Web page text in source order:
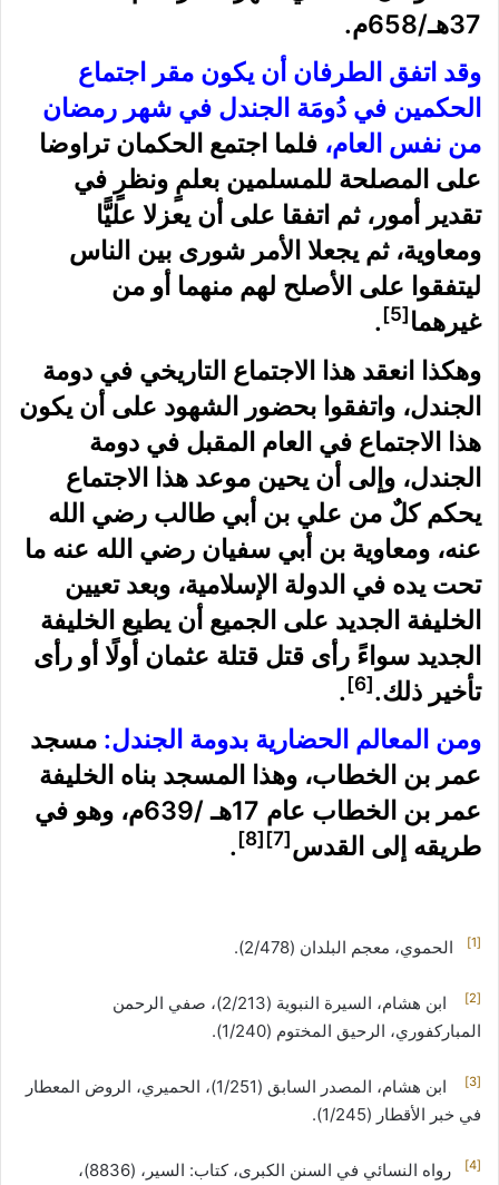
37هـ/658م.
وقد اتفق الطرفان أن يكون مقر اجتماع
الحكمين في دُومَة الجندل في شهر رمضان
من نفس العام، فلما اجتمع الحكمان تراوضا
على المصلحة للمسلمين بعلمٍ ونظرٍ في
تقدير أمور، ثم اتفقا على أن يعزلا عليًّا
ومعاوية، ثم يجعلا الأمر شورى بين الناس
ليتفقوا على الأصلح لهم منهما أو من
غيرهما[5]
.
وهكذا انعقد هذا الاجتماع التاريخي في دومة
الجندل، واتفقوا بحضور الشهود على أن يكون
هذا الاجتماع في العام المقبل في دومة
الجندل، وإلى أن يحين موعد هذا الاجتماع
يحكم كلٌ من علي بن أبي طالب رضي الله
عنه، ومعاوية بن أبي سفيان رضي الله عنه ما
تحت يده في الدولة الإسلامية، وبعد تعيين
الخليفة الجديد على الجميع أن يطيع الخليفة
الجديد سواءً رأى قتل قتلة عثمان أولًا أو رأى
تأخير ذلك.[6]
.
ومن المعالم الحضارية بدومة الجندل: مسجد
عمر بن الخطاب، وهذا المسجد بناه الخليفة
عمر بن الخطاب عام 17هـ /639م، وهو في
طريقه إلى القدس[7]
[8]
.
[1] الحموي، معجم البلدان (2/478).
[2]
ابن هشام، السيرة النبوية (2/213)، صفي الرحمن
المباركفوري، الرحيق المختوم (1/240).
[3]
ابن هشام، المصدر السابق (1/251)، الحميري، الروض المعطار
في خبر الأقطار (1/245).
[4]
رواه النسائي في السنن الكبرى، كتاب: السير، (8836)،